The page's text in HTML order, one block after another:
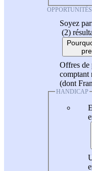
OPPORTUNITÉS
Soyez
(2)
Offres de
comptant
(dont
HANDICAP